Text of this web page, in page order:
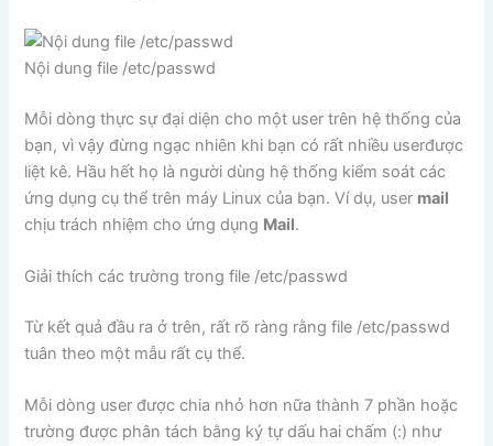
Nội dung file /etc/passwd
Mỗi dòng thực sự đại diện cho một user trên hệ thống của
bạn, vì vậy đừng ngạc nhiên khi bạn có rất nhiều userđược
liệt kê. Hầu hết họ là người dùng hệ thống kiểm soát các
ứng dụng cụ thể trên máy Linux của bạn. Ví dụ, user mail
chịu trách nhiệm cho ứng dụng Mail.
Giải thích các trường trong file /etc/passwd
Từ kết quả đầu ra ở trên, rất rõ ràng rằng file /etc/passwd
tuân theo một mẫu rất cụ thể.
Mỗi dòng user được chia nhỏ hơn nữa thành 7 phần hoặc
trường được phân tách bằng ký tự dấu hai chấm (:) như